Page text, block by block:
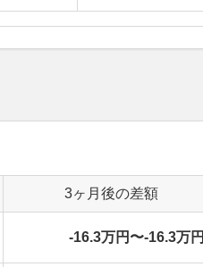
3ヶ月後の差額
-16.3万円〜-16.3万円